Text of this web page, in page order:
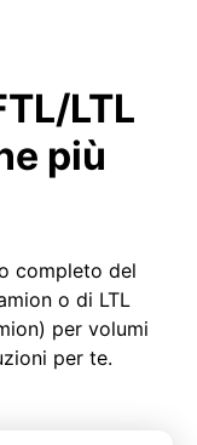
LTL
più
completo del
o di LTL
per volumi
per te.